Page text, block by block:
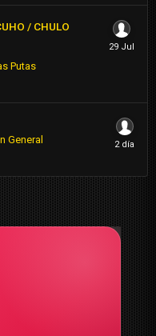
/ CHULO
Putas
General